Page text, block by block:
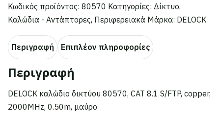
ποσότητα
Κωδικός προϊόντος: 80570 Κατηγορίες: Δίκτυο,
Καλώδια - Αντάπτορες, Περιφερειακά Μάρκα: DELOCK
Περιγραφή Επιπλέον πληροφορίες
Περιγραφή
DELOCK καλώδιο δικτύου 80570, CAT 8.1 S/FTP, copper,
2000MHz, 0.50m, μαύρο